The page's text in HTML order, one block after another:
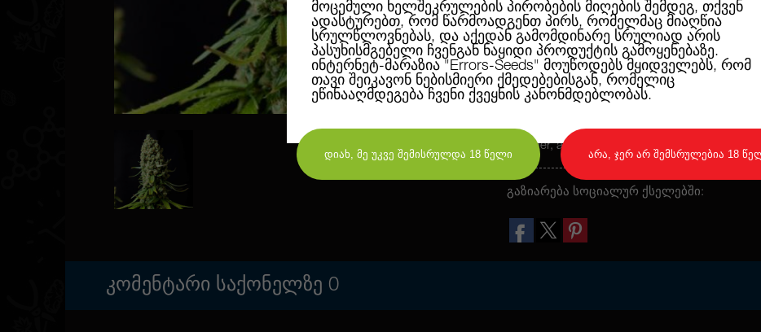
მოცემული ხელშეკრულების პირობების მიღების შემდეგ, თქვენ
ადასტურებთ, რომ წარმოადგენთ პირს, რომელმაც მიაღწია
სრულწლოვნებას, და აქედან გამომდინარე სრულიად არის
პასუხისმგებელი ჩვენგან ნაყიდი პროდუქტის გამოყენებაზე.
ინტერნეტ-მარაზია "Errors-Seeds" მოუწოდებს მყიდველებს, რომ
თავი შეიკავონ ნებისმიერი ქმედებებისგან, რომელიც
ეწინააღმდეგება ჩვენი ქვეყნის კანონმდებლობას.
დიახ, მე უკვე შემისრულდა 18 წელი არა, ჯერ არ შემსრულებია 18
Our Auto Super Skunk seeds even in the
excellent yields of solid, sparkling inflorescences.
Auto Super Skunk produces a consistent
inflorescences. It is short and compact,
of sticky resin cups. Its buds are sweet, very
immediate and powerful cerebral effect
"stone", thanks to 80% content of Indica,
We recommend this variety for medical use to
absence of appetite, nausea, pain, stress,
disorder, asthma and hypertension.
გაზიარება სოციალურ ქსელებში:
ᲙᲝᲛᲔᲜᲢᲐᲠᲘ ᲡᲐᲥᲝᲜᲔᲚᲖᲔ 0